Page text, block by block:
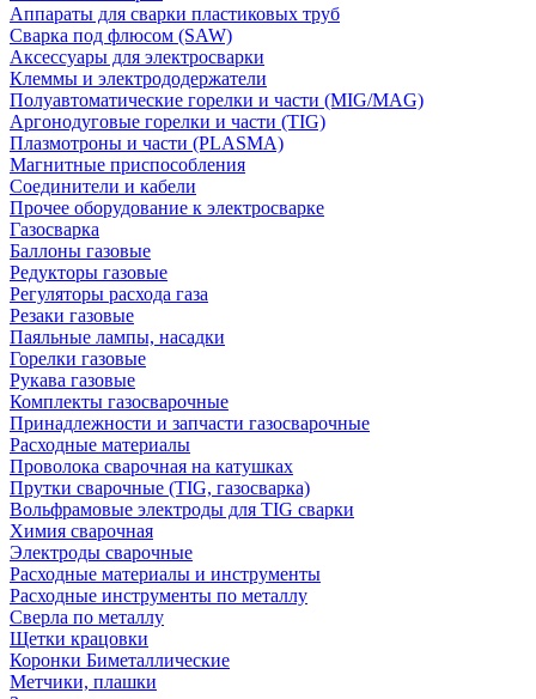
Аппараты для сварки пластиковых труб
Сварка под флюсом (SAW)
Аксессуары для электросварки
Клеммы и электрододержатели
Полуавтоматические горелки и части (MIG/MAG)
Аргонодуговые горелки и части (TIG)
Плазмотроны и части (PLASMA)
Магнитные приспособления
Соединители и кабели
Прочее оборудование к электросварке
Газосварка
Баллоны газовые
Редукторы газовые
Регуляторы расхода газа
Резаки газовые
Паяльные лампы, насадки
Горелки газовые
Рукава газовые
Комплекты газосварочные
Принадлежности и запчасти газосварочные
Расходные материалы
Проволока сварочная на катушках
Прутки сварочные (TIG, газосварка)
Вольфрамовые электроды для TIG сварки
Химия сварочная
Электроды сварочные
Расходные материалы и инструменты
Расходные инструменты по металлу
Сверла по металлу
Щетки крацовки
Коронки Биметаллические
Метчики, плашки